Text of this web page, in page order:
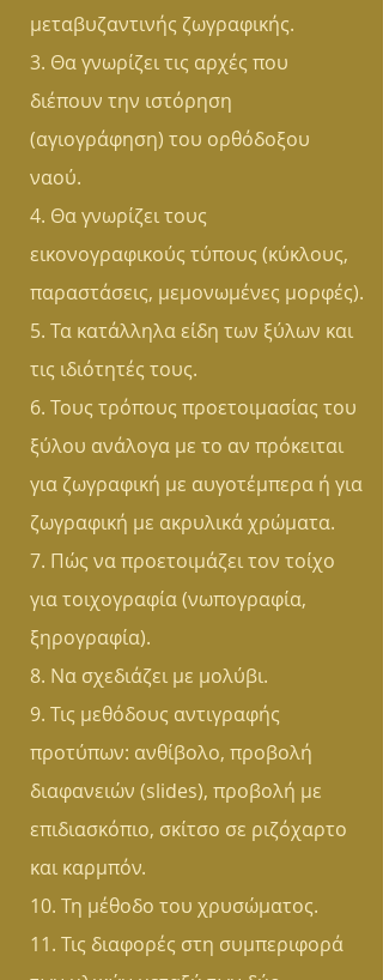
μεταβυζαντινής ζωγραφικής.
3. Θα γνωρίζει τις αρχές που
διέπουν την ιστόρηση
(αγιογράφηση) του ορθόδοξου
ναού.
4. Θα γνωρίζει τους
εικονογραφικούς τύπους (κύκλους,
παραστάσεις, μεμονωμένες μορφές).
5. Τα κατάλληλα είδη των ξύλων και
τις ιδιότητές τους.
6. Τους τρόπους προετοιμασίας του
ξύλου ανάλογα με το αν πρόκειται
για ζωγραφική με αυγοτέμπερα ή για
ζωγραφική με ακρυλικά χρώματα.
7. Πώς να προετοιμάζει τον τοίχο
για τοιχογραφία (νωπογραφία,
ξηρογραφία).
8. Να σχεδιάζει με μολύβι.
9. Τις μεθόδους αντιγραφής
προτύπων: ανθίβολο, προβολή
διαφανειών (slides), προβολή με
επιδιασκόπιο, σκίτσο σε ριζόχαρτο
και καρμπόν.
10. Τη μέθοδο του χρυσώματος.
11. Τις διαφορές στη συμπεριφορά